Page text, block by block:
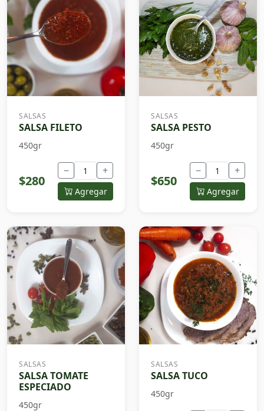
SALSAS
SALSA FILETO
450gr
$280
− +
Agregar
SALSAS
SALSA PESTO
450gr
$650
− +
Agregar
SALSAS
SALSA TOMATE
ESPECIADO
450gr
SALSAS
SALSA TUCO
450gr